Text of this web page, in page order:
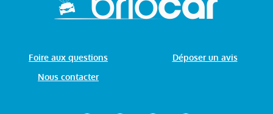
Foire aux questions
Nous contacter
Déposer un avis